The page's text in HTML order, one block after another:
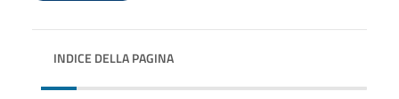
INDICE DELLA PAGINA